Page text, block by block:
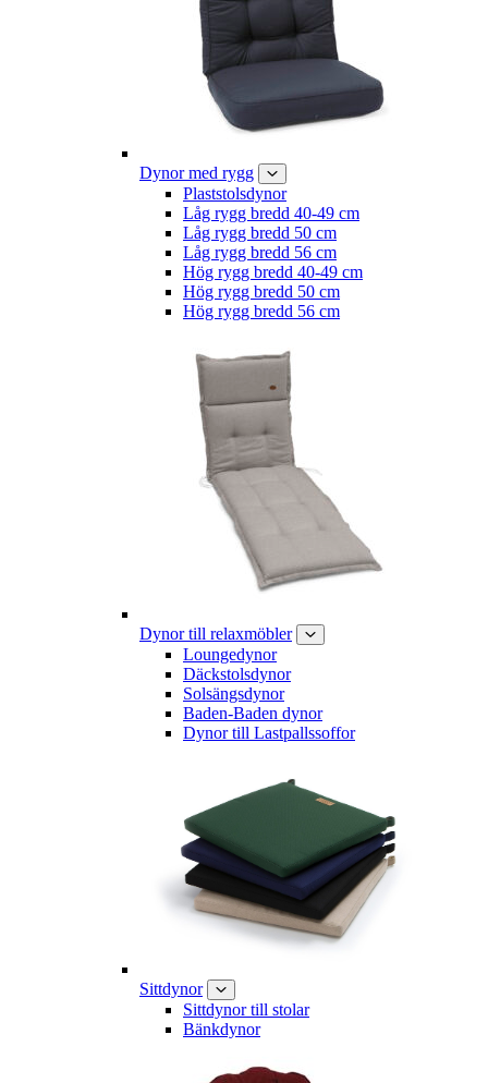
Dynor med rygg
Plaststolsdynor
Låg rygg bredd 40-49 cm
Låg rygg bredd 50 cm
Låg rygg bredd 56 cm
Hög rygg bredd 40-49 cm
Hög rygg bredd 50 cm
Hög rygg bredd 56 cm
Dynor till relaxmöbler
Loungedynor
Däckstolsdynor
Solsängsdynor
Baden-Baden dynor
Dynor till Lastpallssoffor
Sittdynor
Sittdynor till stolar
Bänkdynor